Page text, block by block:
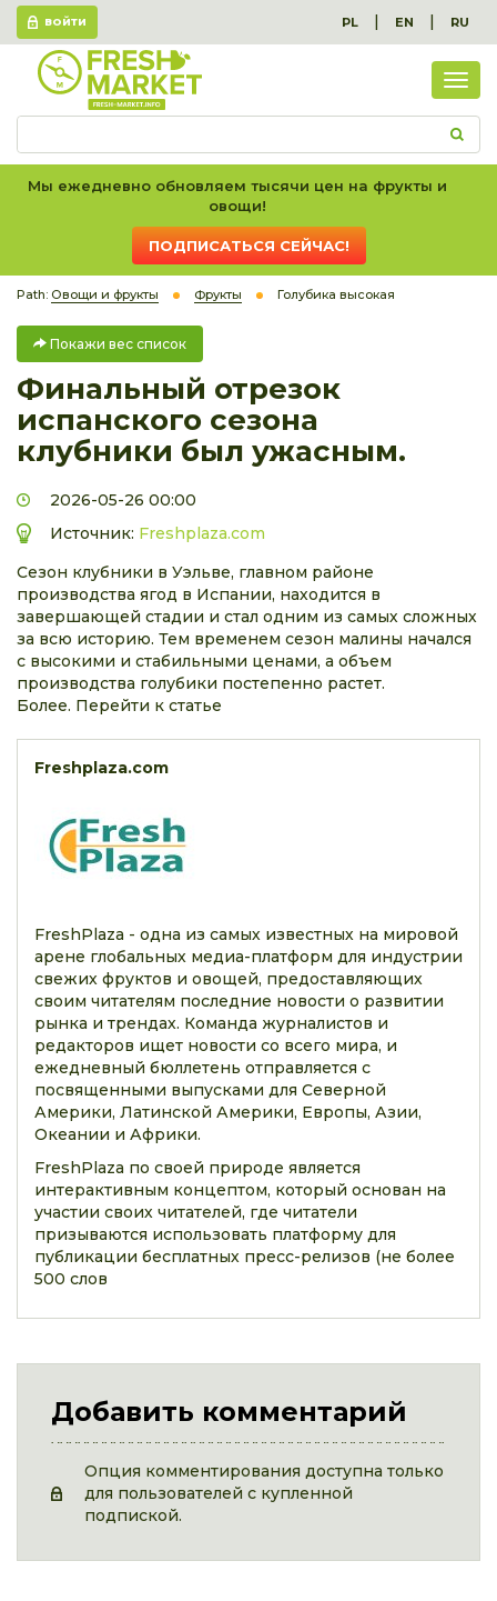
ВОЙТИ PL | EN | RU
вес
Мы ежедневно обновляем тысячи цен на фрукты и
овощи!
ПОДПИСАТЬСЯ СЕЙЧАС!
Path: Овощи и фрукты Фрукты Голубика высокая
Покажи вес список
Финальный отрезок
испанского сезона
клубники был ужасным.
2026-05-26 00:00
Источник: Freshplaza.com
Сезон клубники в Уэльве, главном районе
производства ягод в Испании, находится в
завершающей стадии и стал одним из самых сложных
за всю историю. Тем временем сезон малины начался
с высокими и стабильными ценами, а объем
производства голубики постепенно растет.
Более. Перейти к статье
Freshplaza.com
FreshPlaza - одна из самых известных на мировой
арене глобальных медиа-платформ для индустрии
свежих фруктов и овощей, предоставляющих
своим читателям последние новости о развитии
рынка и трендах. Команда журналистов и
редакторов ищет новости со всего мира, и
ежедневный бюллетень отправляется с
посвященными выпусками для Северной
Америки, Латинской Америки, Европы, Азии,
Океании и Африки.
FreshPlaza по своей природе является
интерактивным концептом, который основан на
участии своих читателей, где читатели
призываются использовать платформу для
публикации бесплатных пресс-релизов (не более
500 слов
Добавить комментарий
Опция комментирования доступна только
для пользователей с купленной
подпиской.